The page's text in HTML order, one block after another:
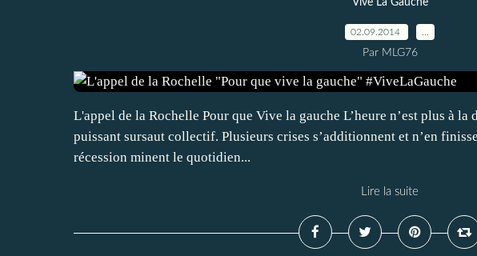
Vive La Gauche
02.09.2014
Par MLG76
L'appel de la Rochelle Pour que Vive la gauche L’heure n’est plus à la
puissant sursaut collectif. Plusieurs crises s’additionnent et n’en
récession minent le quotidien...
Lire la suite